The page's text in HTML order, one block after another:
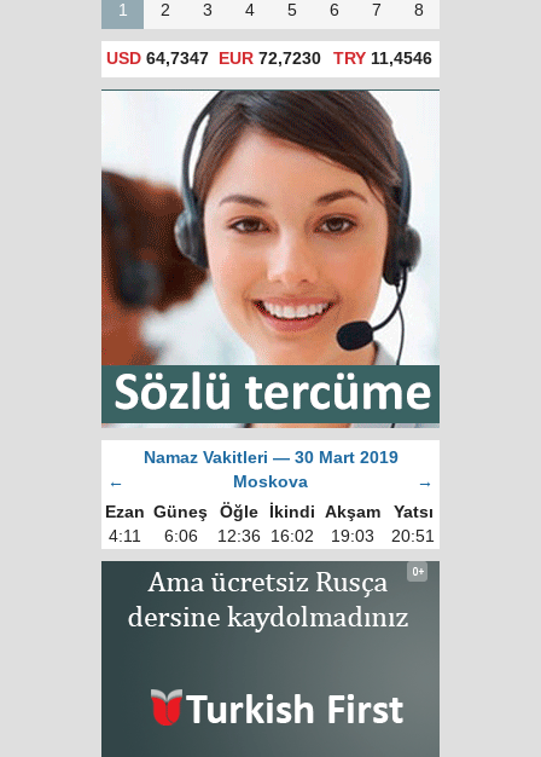
1 2 3 4 5 6 7 8
USD 64,7347 EUR 72,7230 TRY 11,4546
Namaz Vakitleri — 30 Mart 2019
←
Moskova
→
Ezan Güneş Öğle İkindi Akşam
Yatsı
4:11
6:06 12:36 16:02 19:03 20:51